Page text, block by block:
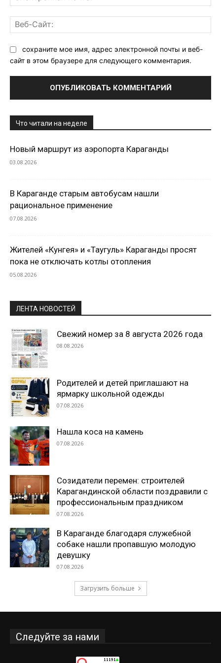
сохраните мое имя, адрес электронной почты и веб-
сайт в этом браузере для следующего комментария.
Что читали на неделе
Новый маршрут из аэропорта Караганды
03.08.2026
В Караганде старым автобусам нашли
рациональное применение
07.08.2026
Жителей «Кунгея» и «Таугуль» Караганды просят
пока не отключать котлы отопления
05.08.2026
ЛЕНТА НОВОСТЕЙ
Свежий номер за 8 августа 2026 года
08.08.2026
Родителей и детей приглашают на
ярмарку школьной одежды
07.08.2026
Нашла коса на камень
07.08.2026
Созидатели перемен: строителей
Карагандинской области поздравили с
профессиональным праздником
07.08.2026
В Караганде благодаря служебной
собаке нашли пропавшую молодую
девушку
07.08.2026
Загрузить больше
Следуйте за нами